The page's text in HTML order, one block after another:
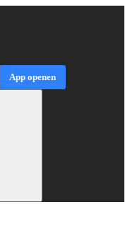
App openen